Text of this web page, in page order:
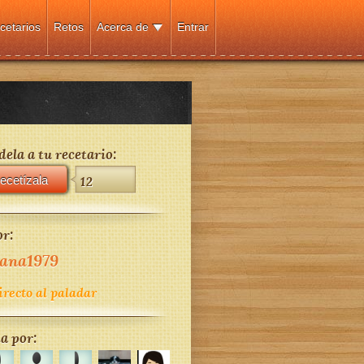
Entrar
Acerca de
Retos
a tu recetario:
12
al paladar
por: